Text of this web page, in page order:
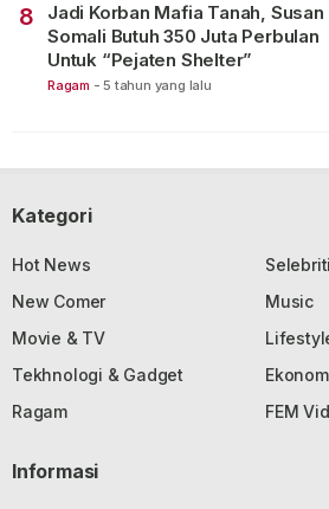
8
Jadi Korban Mafia Tanah, Susan
Somali Butuh 350 Juta Perbulan
Untuk “Pejaten Shelter”
Ragam - 5 tahun yang lalu
Kategori
Hot News
Selebriti
New Comer
Music
Movie & TV
Tekhnologi & Gadget
Ragam
FEM
Informasi